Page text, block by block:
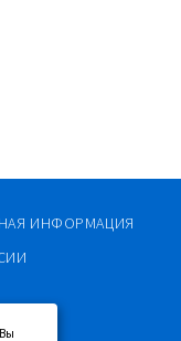
ИНФОРМАЦИЯ